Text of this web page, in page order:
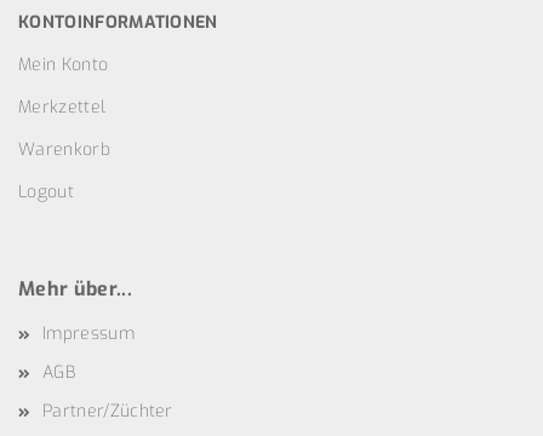
KONTOINFORMATIONEN
Mein Konto
Merkzettel
Warenkorb
Logout
Mehr über...
Impressum
AGB
Partner/Züchter